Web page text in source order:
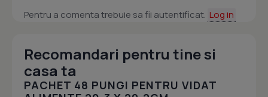
Pentru a comenta trebuie sa fii autentificat. Log in
Recomandari pentru tine si
casa ta
PACHET 48 PUNGI PENTRU VIDAT